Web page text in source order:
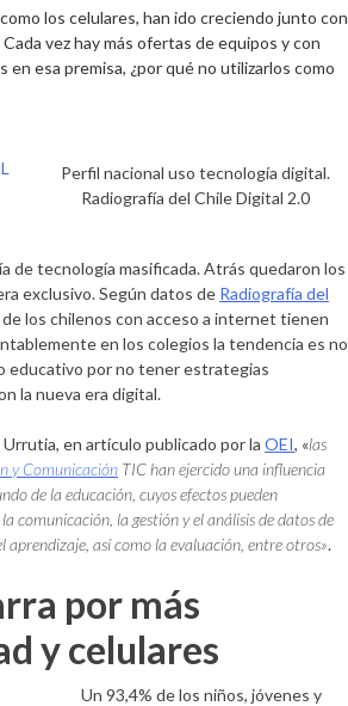
los celulares, han ido creciendo junto con
vez hay más ofertas de equipos y con
en esa premisa, ¿por qué no utilizarlos como
Perfil nacional uso tecnología digital.
Radiografía del Chile Digital 2.0
detecnología masificada. Atrás quedaron los
exclusivo. Según datos de Radiografía del
de los chilenos con acceso a internet tienen
en los colegios la tendencia es no
educativo por no tenerestrategias
la nueva era digital.
Urrutia, en artículo publicado por la OEI, «las
y Comunicación TIC han ejercido una influencia
de la educación, cuyos efectos pueden
comunicación, la gestión y el análisis de datos de
aprendizaje, así como la evaluación, entre otros».
por más
y celulares
Un 93,4% de los niños, jóvenes y